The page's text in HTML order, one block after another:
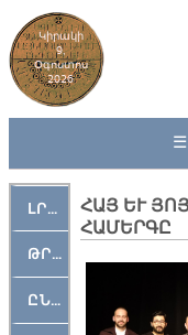
Կիրակի
9,
Օգոստոս
2026
ԼՐԱՀՈՍ
ԹՐՔԱՀԱՅ ԿԵԱՆՔ
ԸՆԿԵՐԱՄՇԱԿՈՒԹԱՅԻՆ
ՀԱՅ ԵՒ
ՀԱՄԵՐԳԸ